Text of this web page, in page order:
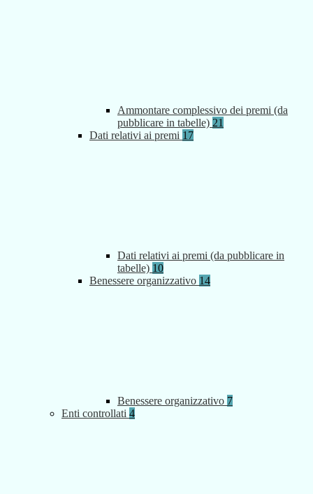
Ammontare complessivo dei premi (da
pubblicare in tabelle) 21
Dati relativi ai premi 17
Dati relativi ai premi (da pubblicare in
tabelle) 10
Benessere organizzativo 14
Benessere organizzativo 7
Enti controllati 4